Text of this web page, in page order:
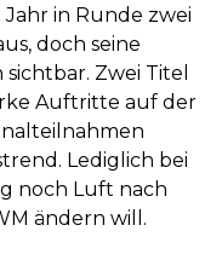
in Runde zwei
doch seine
Zwei Titel
Auftritte auf der
Lediglich bei
noch Luft nach
ändern will.